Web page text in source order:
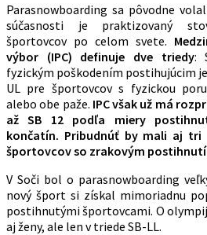
Parasnowboarding sa pôvodne
súčasnosti je praktizovaný
športovcov po celom svete.
výbor (IPC) definuje dve triedy:
fyzickým poškodením postihujúcim
UL pre športovcov s fyzickou
alebo obe paže. IPC však už má
až SB 12 podľa miery
končatín. Pribudnúť by mali aj tri
športovcov so zrakovým
V Soči bol o parasnowboarding
nový šport si získal mimoriadnu
postihnutými športovcami. O
aj ženy, ale len v triede SB-LL.